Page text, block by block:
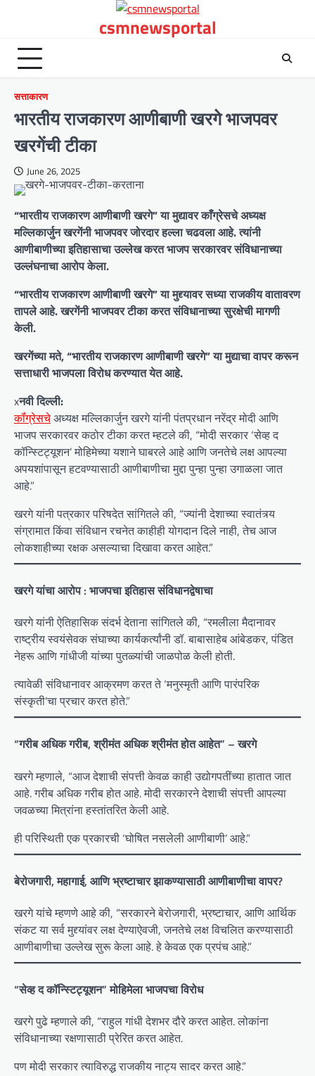
csmnewsportal
सत्ताकारण
भारतीय राजकारण आणीबाणी खरगे भाजपवर
खरगेंची टीका
June 26, 2025
“भारतीय राजकारण आणीबाणी खरगे” या मुद्यावर काँग्रेसचे अध्यक्ष
मल्लिकार्जुन खरगेंनी भाजपवर जोरदार हल्ला चढवला आहे. त्यांनी
आणीबाणीच्या इतिहासाचा उल्लेख करत भाजप सरकारवर संविधानाच्या
उल्लंघनाचा आरोप केला.
“भारतीय राजकारण आणीबाणी खरगे” या मुद्द्यावर सध्या राजकीय वातावरण
तापले आहे. खरगेंनी भाजपवर टीका करत संविधानाच्या सुरक्षेची मागणी
केली.
खरगेंच्या मते, “भारतीय राजकारण आणीबाणी खरगे” या मुद्याचा वापर करून
सत्ताधारी भाजपला विरोध करण्यात येत आहे.
xनवी दिल्ली:
कॉंग्रेसचेअध्यक्ष मल्लिकार्जुन खरगे यांनी पंतप्रधान नरेंद्र मोदी आणि
भाजप सरकारवर कठोर टीका करत म्हटले की, “मोदी सरकार ‘सेव्ह द
कॉन्स्टिट्यूशन’ मोहिमेच्या यशाने घाबरले आहे आणि जनतेचे लक्ष आपल्या
अपयशांपासून हटवण्यासाठी आणीबाणीचा मुद्दा पुन्हा पुन्हा उगाळला जात
आहे.”
खरगे यांनी पत्रकार परिषदेत सांगितले की, “ज्यांनी देशाच्या स्वातंत्र्य
संग्रामात किंवा संविधान रचनेत काहीही योगदान दिले नाही, तेच आज
लोकशाहीच्या रक्षक असल्याचा दिखावा करत आहेत.”
खरगे यांचा आरोप : भाजपचा इतिहास संविधानद्वेषाचा
खरगे यांनी ऐतिहासिक संदर्भ देताना सांगितले की, “रमलीला मैदानावर
राष्ट्रीय स्वयंसेवक संघाच्या कार्यकर्त्यांनी डॉ. बाबासाहेब आंबेडकर, पंडित
नेहरू आणि गांधीजी यांच्या पुतळ्यांची जाळपोळ केली होती.
त्यावेळी संविधानावर आक्रमण करत ते ‘मनुस्मृती आणि पारंपरिक
संस्कृती’चा प्रचार करत होते.”
“गरीब अधिक गरीब, श्रीमंत अधिक श्रीमंत होत आहेत” – खरगे
खरगे म्हणाले, “आज देशाची संपत्ती केवळ काही उद्योगपतींच्या हातात जात
आहे. गरीब अधिक गरीब होत आहे. मोदी सरकारने देशाची संपत्ती आपल्या
जवळच्या मित्रांना हस्तांतरित केली आहे.
ही परिस्थिती एक प्रकारची ‘घोषित नसलेली आणीबाणी’ आहे.”
बेरोजगारी, महागाई, आणि भ्रष्टाचार झाकण्यासाठी आणीबाणीचा वापर?
खरगे यांचे म्हणणे आहे की, “सरकारने बेरोजगारी, भ्रष्टाचार, आणि आर्थिक
संकट या सर्व मुद्द्यांवर लक्ष देण्याऐवजी, जनतेचे लक्ष विचलित करण्यासाठी
आणीबाणीचा उल्लेख सुरू केला आहे. हे केवळ एक प्रपंच आहे.”
“सेव्ह द कॉन्स्टिट्यूशन” मोहिमेला भाजपचा विरोध
खरगे पुढे म्हणाले की, “राहुल गांधी देशभर दौरे करत आहेत. लोकांना
संविधानाच्या रक्षणासाठी प्रेरित करत आहेत.
पण मोदी सरकार त्याविरुद्ध राजकीय नाट्य सादर करत आहे.”